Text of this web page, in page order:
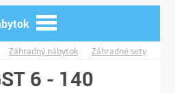
Záhradný nábytok Záhradné sety
6 - 140